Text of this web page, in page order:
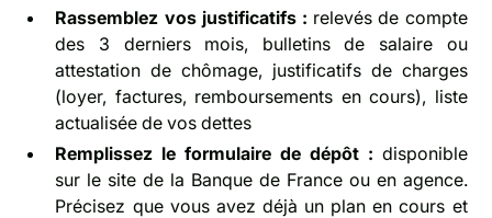
Rassemblez vos justificatifs : relevés de compte
des 3 derniers mois, bulletins de salaire ou
attestation de chômage, justificatifs de charges
(loyer, factures, remboursements en cours), liste
actualisée de vos dettes
Remplissez le formulaire de dépôt : disponible
sur le site de la Banque de France ou en agence.
Précisez que vous avez déjà un plan en cours et